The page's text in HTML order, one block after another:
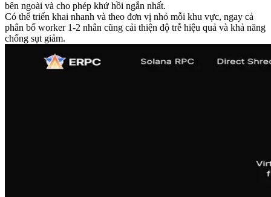
bên ngoài và cho phép khứ hồi ngắn nhất.
Có thể triển khai nhanh và theo đơn vị nhỏ mỗi khu vực, ngay cả
phân bố worker 1-2 nhân cũng cải thiện độ trễ hiệu quả và khả năng
chống sụt giảm.